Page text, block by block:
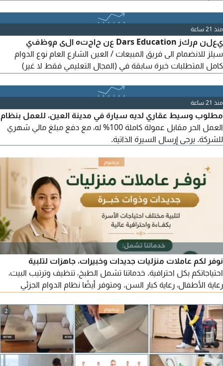
منذ 21 ساعة
يعلن مركز Dars Education عن حاجته الى موظفي
سيلز للانضمام الى فريق المبيعات / العين الشارع العام نوع الدوام
كامل المتطلبات خبرة سابقة في (المجال التعليمي فقط لا غير)
التارجت المهام التواصل مع العملاء المحتملين والرد على
الاستفسارات شرح البرامج والدورات واغلاق المبيعات
منذ 21 ساعة
مطلوب وسيط عقاري لديه سيارة في مدينة العين، للعمل بنظام
العمل الحر مقابل عمولة كاملة 100% له، مع دفع مبلغ مالي شهري
للشركة. يرجى إرسال السيرة الذاتية.
نوفر لكم عاملات منزليات جديدات وخبيرات، جاهزات لتلبية
احتياجاتكم بكل احترافية. خدماتنا تشمل الطبخ، تنظيف وترتيب البيت،
رعاية الأطفال، رعاية كبار السن. ومتوفر أيضًا نظام الدوام الجزئي
2